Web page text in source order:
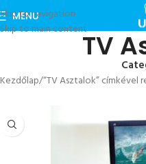
Skip to navigation
Skip to main content
MENU
TV
Kezdőlap “TV Asztalok” címkével